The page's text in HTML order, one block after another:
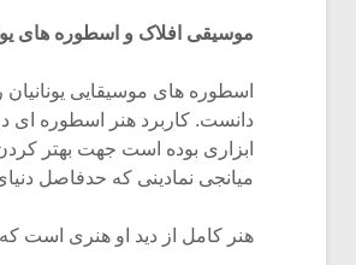
موسیقی افلاک و اسطوره های
اسطوره های موسیقایی
دانست. کاربرد هنر اسطوره ای در یونان٬ به عنوان نمودی از عالم مجرد
ابزاری بوده است جهت بهتر
میانجی نمادینی که حدفاصل
هنر کامل از دید او هنری است